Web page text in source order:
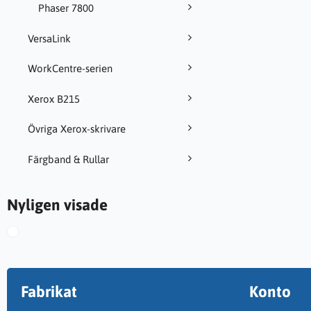
Phaser 7800
VersaLink
WorkCentre-serien
Xerox B215
Övriga Xerox-skrivare
Färgband & Rullar
Nyligen visade
Fabrikat Konto